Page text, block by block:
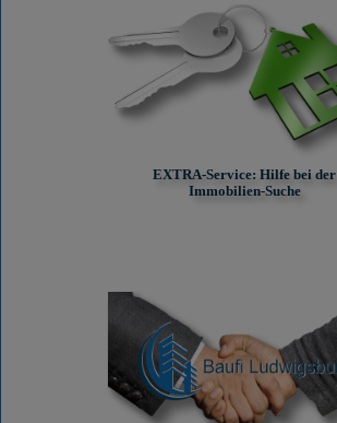
EXTRA-Service: Hilfe bei der
Immobilien-Suche